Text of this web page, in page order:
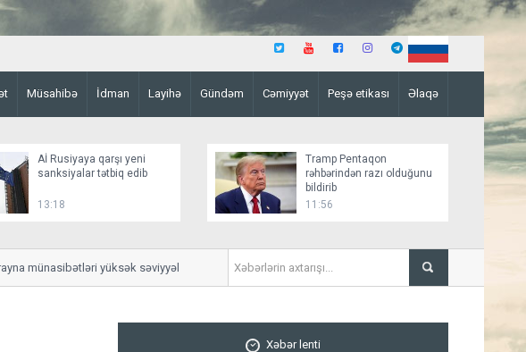
Müsahibə İdman Layihə Gündəm Cəmiyyət Peşə etikası Əlaqə
Aİ Rusiyaya qarşı yeni
sanksiyalar tətbiq edib
13:18
Tramp Pentaqon
rəhbərindən razı olduğunu
bildirib
11:56
münasibətləri yüksək səviyyəli siyasi dialoq üzərində qurulub” Vaşinqton Bəyannaməsi:
Xəbər lenti